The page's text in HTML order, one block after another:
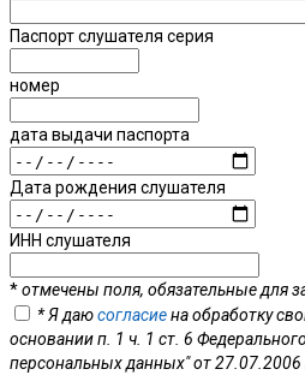
Паспорт слушателя серия
номер
дата выдачи паспорта
Дата рождения слушателя
ИНН слушателя
*отмечены поля, обязательные для
* Я даюсогласиена обработку
основании п. 1 ч. 1 ст. 6
персональных данных" от 27.07.2006